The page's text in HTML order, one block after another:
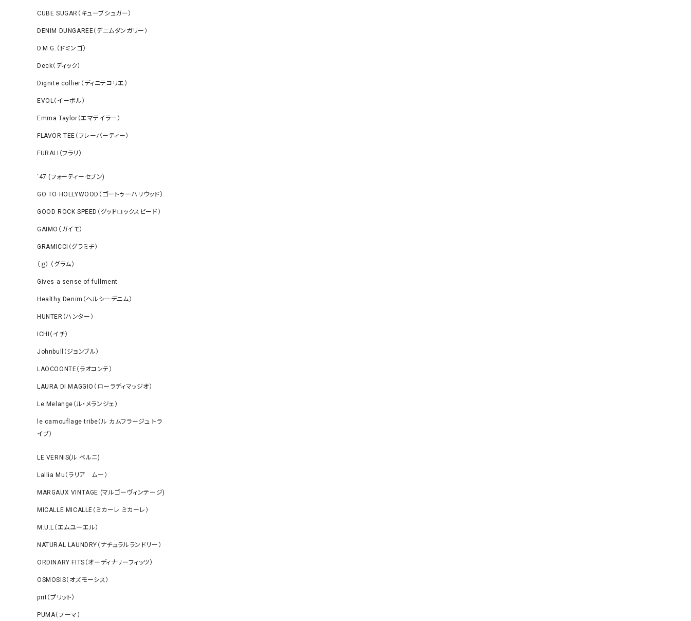
CUBE SUGAR（キューブシュガー）
DENIM DUNGAREE（デニムダンガリー）
D.M.G.（ドミンゴ）
Deck（ディック）
Dignite collier（ディニテコリエ）
EVOL（イーボル）
Emma Taylor（エマテイラー）
FLAVOR TEE（フレーバーティー）
FURALI（フラリ）
‘47 (フォーティーセブン)
GO TO HOLLYWOOD（ゴートゥーハリウッド）
GOOD ROCK SPEED（グッドロックスピード）
GAIMO（ガイモ）
GRAMICCI（グラミチ）
（ｇ） （グラム）
Gives a sense of fullment
Healthy Denim（ヘルシーデニム）
HUNTER（ハンター）
ICHI（イチ）
Johnbull（ジョンブル）
LAOCOONTE（ラオコンテ）
LAURA DI MAGGIO（ローラディマッジオ）
Le Melange（ル・メランジェ）
le camouflage tribe（ル カムフラージュ トラ
イブ）
LE VERNIS(ル ベルニ)
Lallia Mu（ラリア ムー）
MARGAUX VINTAGE (マルゴーヴィンテージ)
MICALLE MICALLE（ミカーレ ミカーレ）
M.U.L（エムユーエル）
NATURAL LAUNDRY（ナチュラルランドリー）
ORDINARY FITS（オーディナリーフィッツ）
OSMOSIS（オズモーシス）
prit（プリット）
PUMA（プーマ）